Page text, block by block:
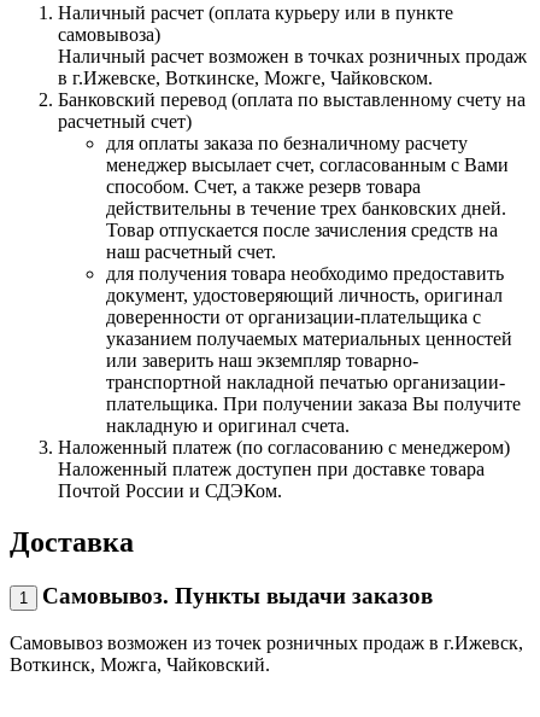
Наличный расчет (оплата курьеру или в пункте
самовывоза)
Наличный расчет возможен в точках розничных продаж
в г.Ижевске, Воткинске, Можге, Чайковском.
Банковский перевод (оплата по выставленному счету на
расчетный счет)
для оплаты заказа по безналичному расчету
менеджер высылает счет, согласованным с Вами
способом. Счет, а также резерв товара
действительны в течение трех банковских дней.
Товар отпускается после зачисления средств на
наш расчетный счет.
для получения товара необходимо предоставить
документ, удостоверяющий личность, оригинал
доверенности от организации-плательщика с
указанием получаемых материальных ценностей
или заверить наш экземпляр товарно-
транспортной накладной печатью организации-
плательщика. При получении заказа Вы получите
накладную и оригинал счета.
Наложенный платеж (по согласованию с менеджером)
Наложенный платеж доступен при доставке товара
Почтой России и СДЭКом.
Доставка
1 Самовывоз. Пункты выдачи заказов
Самовывоз возможен из точек розничных продаж в г.Ижевск,
Воткинск, Можга, Чайковский.